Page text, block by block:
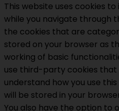
This website uses cookies
while you navigate through
the cookies that are
stored on your browser as
working of basic
use third-party cookies that
understand how you use
will be stored in your
You also have the option to